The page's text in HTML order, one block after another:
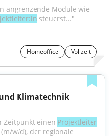
angrenzende Module wie
steuerst..."
Homeoffice Vollzeit
Klimatechnik
Zeitpunkt einen Projektleiter
w/d), der regionale